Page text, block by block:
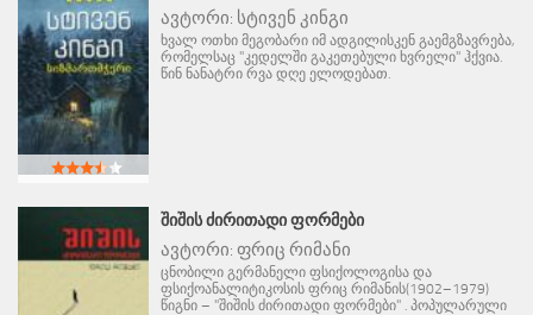
ავტორი: სტივენ კინგი
ხვალ ოთხი მეგობარი იმ ადგილისკენ გაემგზავრება,
რომელსაც "კედელში გაკეთებული ხვრელი" ჰქვია.
წინ ნანატრი რვა დღე ელოდებათ.
ᲨᲘᲨᲘᲡ ᲫᲘᲠᲘᲗᲐᲓᲘ ᲤᲝᲠᲛᲔᲑᲘ
ავტორი: ფრიც რიმანი
ცნობილი გერმანელი ფსიქოლოგისა და
ფსიქოანალიტიკოსის ფრიც რიმანის(1902–1979)
წიგნი – "შიშის ძირითადი ფორმები" . პოპულარული